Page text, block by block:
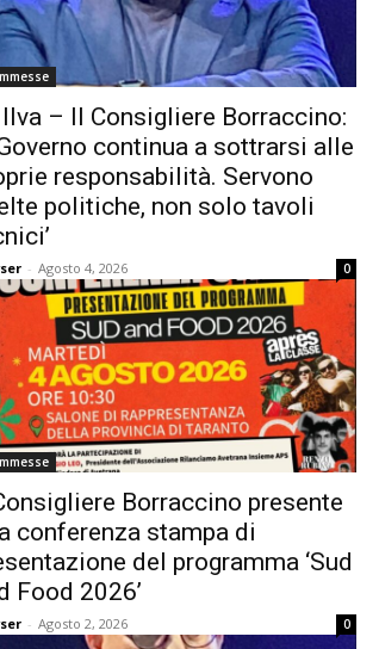
Ilva – Il Consigliere Borraccino:
continua a sottrarsi alle
responsabilità. Servono
politiche, non solo tavoli
- Agosto 4, 2026 0
Borraccino presente
conferenza stampa di
del programma ‘Sud
Food 2026’
- Agosto 2, 2026 0